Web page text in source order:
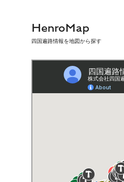
HenroMap
四国遍路情報を地図から探す